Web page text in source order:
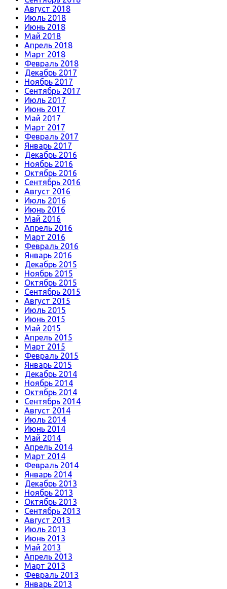
Август 2018
Июль 2018
Июнь 2018
Май 2018
Апрель 2018
Март 2018
Февраль 2018
Декабрь 2017
Ноябрь 2017
Сентябрь 2017
Июль 2017
Июнь 2017
Май 2017
Март 2017
Февраль 2017
Январь 2017
Декабрь 2016
Ноябрь 2016
Октябрь 2016
Сентябрь 2016
Август 2016
Июль 2016
Июнь 2016
Май 2016
Апрель 2016
Март 2016
Февраль 2016
Январь 2016
Декабрь 2015
Ноябрь 2015
Октябрь 2015
Сентябрь 2015
Август 2015
Июль 2015
Июнь 2015
Май 2015
Апрель 2015
Март 2015
Февраль 2015
Январь 2015
Декабрь 2014
Ноябрь 2014
Октябрь 2014
Сентябрь 2014
Август 2014
Июль 2014
Июнь 2014
Май 2014
Апрель 2014
Март 2014
Февраль 2014
Январь 2014
Декабрь 2013
Ноябрь 2013
Октябрь 2013
Сентябрь 2013
Август 2013
Июль 2013
Июнь 2013
Май 2013
Апрель 2013
Март 2013
Февраль 2013
Январь 2013